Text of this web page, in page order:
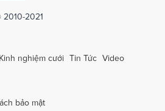
Dịch vụ cưới tại Sơn La
Dịch vụ cưới tại Thanh Hóa
- Huế
Dịch vụ cưới tại Trà Vinh
2021
Kinh nghiệm cưới Tin Tức Video
bảo mật